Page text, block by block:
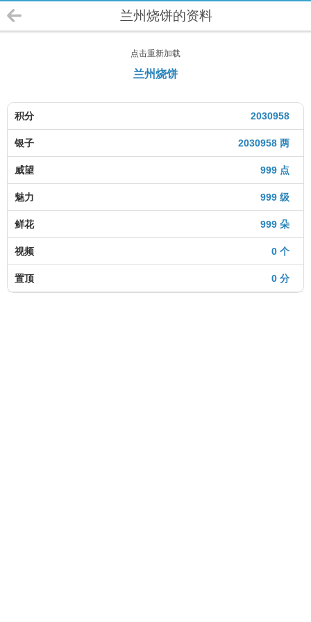
兰州烧饼的资料
点击重新加载
兰州烧饼
2030958
积分
2030958 两
银子
999 点
威望
999 级
魅力
999 朵
鲜花
0 个
视频
0 分
置顶